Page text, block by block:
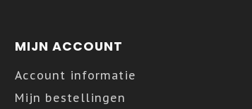
MIJN ACCOUNT
Account informatie
Mijn bestellingen